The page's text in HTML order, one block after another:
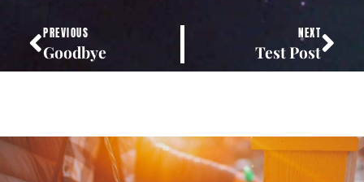
PREVIOUS
Goodbye
NEXT
Test Post